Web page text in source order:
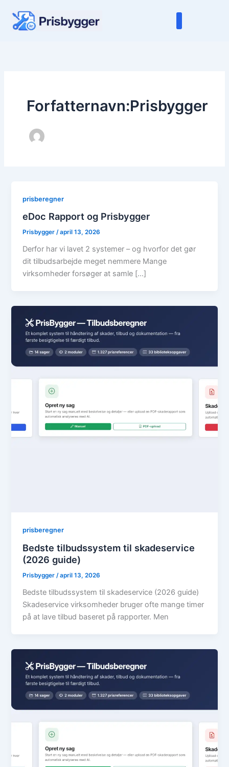
indholdet
Forfatternavn:Prisbygger
prisberegner
eDoc Rapport og Prisbygger
Prisbygger/april 13, 2026
Derfor har vi lavet 2 systemer – og hvorfor det gør
dit tilbudsarbejde meget nemmere Mange
virksomheder forsøger at samle […]
prisberegner
Bedste tilbudssystem til skadeservice
(2026 guide)
Prisbygger/april 13, 2026
Bedste tilbudssystem til skadeservice (2026 guide)
Skadeservice virksomheder bruger ofte mange timer
på at lave tilbud baseret på rapporter. Men